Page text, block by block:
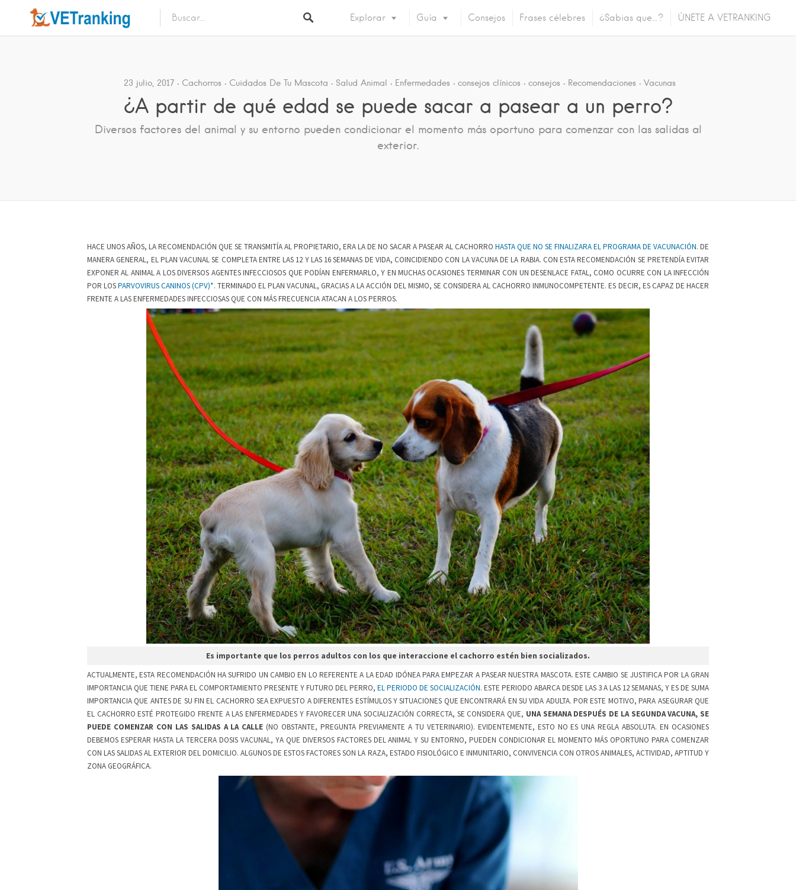
Explorar Guía Consejos Frases célebres ¿Sabias que…? ÚNETE A VETRANKING
23 julio, 2017 Cachorros Cuidados De Tu Mascota Salud Animal Enfermedades consejos clínicos consejos Recomendaciones Vacunas
¿A partir de qué edad se puede sacar a pasear a un perro?
Diversos factores del animal y su entorno pueden condicionar el momento más oportuno para comenzar con las salidas al
exterior.
HACE UNOS AÑOS, LA RECOMENDACIÓN QUE SE TRANSMITÍA AL PROPIETARIO, ERA LA DE NO SACAR A PASEAR AL CACHORRO HASTA QUE NO SE FINALIZARA EL PROGRAMA DE VACUNACIÓN. DE
MANERA GENERAL, EL PLAN VACUNAL SE COMPLETA ENTRE LAS 12 Y LAS 16 SEMANAS DE VIDA, COINCIDIENDO CON LA VACUNA DE LA RABIA. CON ESTA RECOMENDACIÓN SE PRETENDÍA EVITAR
EXPONER AL ANIMAL A LOS DIVERSOS AGENTES INFECCIOSOS QUE PODÍAN ENFERMARLO, Y EN MUCHAS OCASIONES TERMINAR CON UN DESENLACE FATAL, COMO OCURRE CON LA INFECCIÓN
POR LOSPARVOVIRUS CANINOS (CPV)*. TERMINADO EL PLAN VACUNAL, GRACIAS A LA ACCIÓN DEL MISMO, SE CONSIDERA AL CACHORRO INMUNOCOMPETENTE. ES DECIR, ES CAPAZ DE HACER
FRENTE A LAS ENFERMEDADES INFECCIOSAS QUE CON MÁS FRECUENCIA ATACAN A LOS PERROS.
Es importante que los perros adultos con los que interaccione el cachorro estén bien socializados.
ACTUALMENTE, ESTA RECOMENDACIÓN HA SUFRIDO UN CAMBIO EN LO REFERENTE A LA EDAD IDÓNEA PARA EMPEZAR A PASEAR NUESTRA MASCOTA. ESTE CAMBIO SE JUSTIFICA POR LA GRAN
IMPORTANCIA QUE TIENE PARA EL COMPORTAMIENTO PRESENTE Y FUTURO DEL PERRO, EL PERIODO DE SOCIALIZACIÓN. ESTE PERIODO ABARCA DESDE LAS 3 A LAS 12 SEMANAS, Y ES DE SUMA
IMPORTANCIA QUE ANTES DE SU FIN EL CACHORRO SEA EXPUESTO A DIFERENTES ESTÍMULOS Y SITUACIONES QUE ENCONTRARÁ EN SU VIDA ADULTA. POR ESTE MOTIVO, PARA ASEGURAR QUE
EL CACHORRO ESTÉ PROTEGIDO FRENTE A LAS ENFERMEDADES Y FAVORECER UNA SOCIALIZACIÓN CORRECTA, SE CONSIDERA QUE, UNA SEMANA DESPUÉS DE LA SEGUNDA VACUNA, SE
PUEDE COMENZAR CON LAS SALIDAS A LA CALLE (NO OBSTANTE, PREGUNTA PREVIAMENTE A TU VETERINARIO). EVIDENTEMENTE, ESTO NO ES UNA REGLA ABSOLUTA. EN OCASIONES
DEBEMOS ESPERAR HASTA LA TERCERA DOSIS VACUNAL, YA QUE DIVERSOS FACTORES DEL ANIMAL Y SU ENTORNO, PUEDEN CONDICIONAR EL MOMENTO MÁS OPORTUNO PARA COMENZAR
CON LAS SALIDAS AL EXTERIOR DEL DOMICILIO. ALGUNOS DE ESTOS FACTORES SON LA RAZA, ESTADO FISIOLÓGICO E INMUNITARIO, CONVIVENCIA CON OTROS ANIMALES, ACTIVIDAD, APTITUD Y
ZONA GEOGRÁFICA.